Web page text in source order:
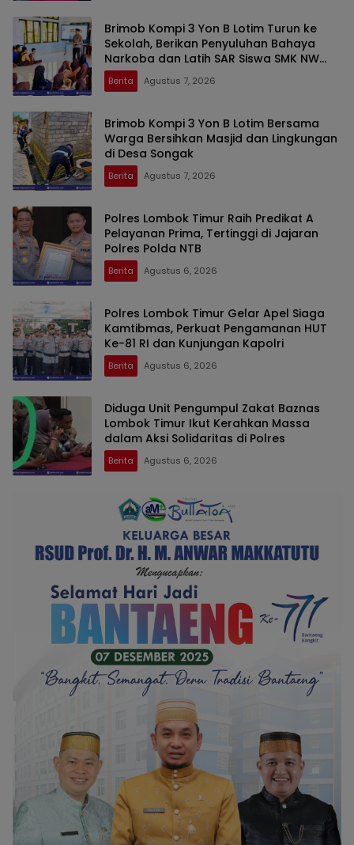
Brimob Kompi 3 Yon B Lotim Turun ke
Sekolah, Berikan Penyuluhan Bahaya
Narkoba dan Latih SAR Siswa SMK NW
Benteng
Berita Agustus 7, 2026
Brimob Kompi 3 Yon B Lotim Bersama
Warga Bersihkan Masjid dan Lingkungan
di Desa Songak
Berita Agustus 7, 2026
Polres Lombok Timur Raih Predikat A
Pelayanan Prima, Tertinggi di Jajaran
Polres Polda NTB
Berita Agustus 6, 2026
Polres Lombok Timur Gelar Apel Siaga
Kamtibmas, Perkuat Pengamanan HUT
Ke-81 RI dan Kunjungan Kapolri
Berita Agustus 6, 2026
Diduga Unit Pengumpul Zakat Baznas
Lombok Timur Ikut Kerahkan Massa
dalam Aksi Solidaritas di Polres
Berita Agustus 6, 2026